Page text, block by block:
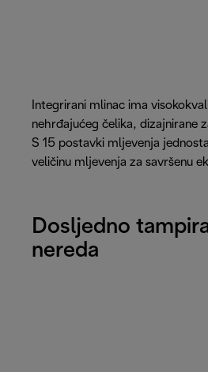
Integrirani mlinac ima
nehrđajućeg čelika, dizajnirane
S 15 postavki mljevenja
veličinu mljevenja za savršenu
Dosljedno
nereda